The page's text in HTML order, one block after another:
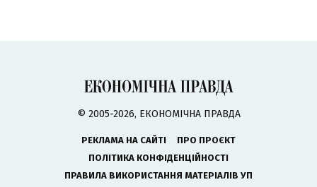
© 2005-2026, ЕКОНОМІЧНА ПРАВДА
РЕКЛАМА НА САЙТІ
ПРО ПРОЄКТ
ПОЛІТИКА КОНФІДЕНЦІЙНОСТІ
ПРАВИЛА ВИКОРИСТАННЯ МАТЕРІАЛІВ УП